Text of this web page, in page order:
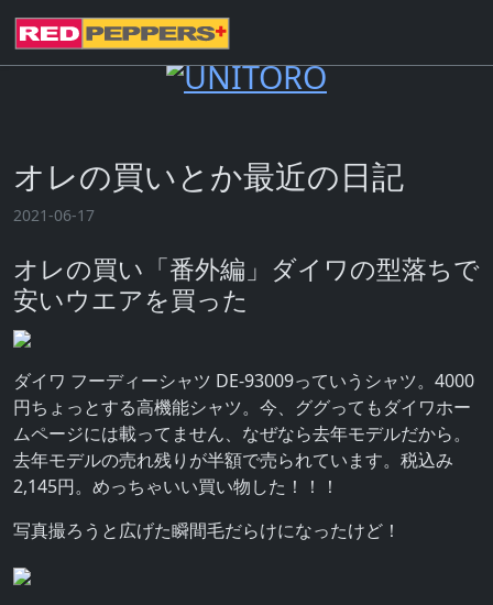
オレの買いとか最近の日記
2021-06-17
オレの買い「番外編」ダイワの型落ちで
安いウエアを買った
ダイワ フーディーシャツ DE-93009っていうシャツ。4000
円ちょっとする高機能シャツ。今、ググってもダイワホー
ムページには載ってません、なぜなら去年モデルだから。
去年モデルの売れ残りが半額で売られています。税込み
2,145円。めっちゃいい買い物した！！！
写真撮ろうと広げた瞬間毛だらけになったけど！